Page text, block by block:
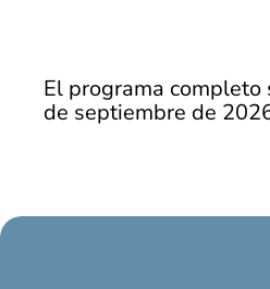
El programa completo
de septiembre de